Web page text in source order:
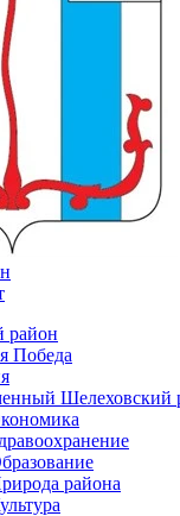
район
Победа
Шелеховский
района